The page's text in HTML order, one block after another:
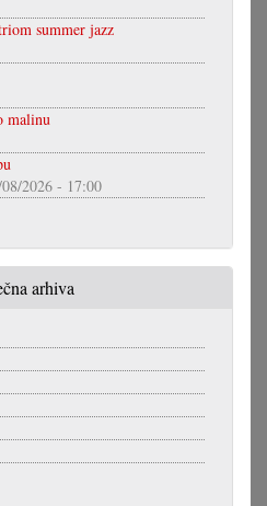
summer jazz
malinu
08/2026 - 17:00
arhiva